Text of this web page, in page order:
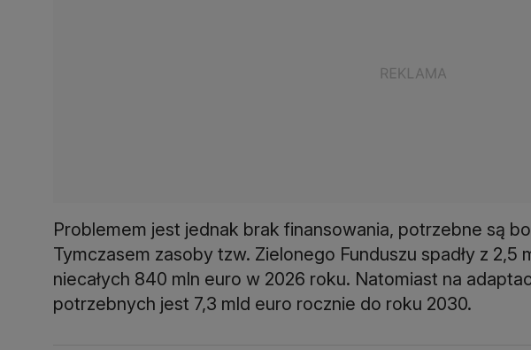
Problemem jest jednak brak finansowania, potrzebne są
Tymczasem zasoby tzw. Zielonego Funduszu spadły z 2,5
niecałych 840 mln euro w 2026 roku. Natomiast na
potrzebnych jest 7,3 mld euro rocznie do roku 2030.